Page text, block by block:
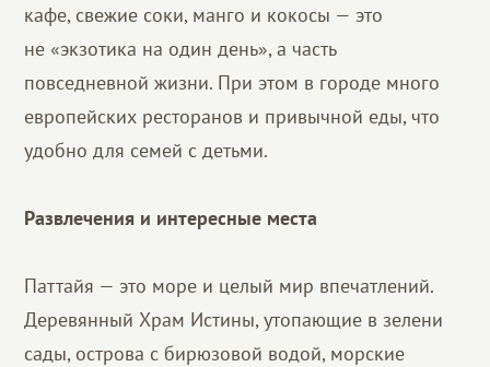
кафе, свежие соки, манго и кокосы — это
не «экзотика на один день», а часть
повседневной жизни. При этом в городе много
европейских ресторанов и привычной еды, что
удобно для семей с детьми.
Развлечения и интересные места
Паттайя — это море и целый мир впечатлений.
Деревянный Храм Истины, утопающие в зелени
сады, острова с бирюзовой водой, морские